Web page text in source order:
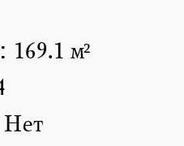
169.1 м²
Нет